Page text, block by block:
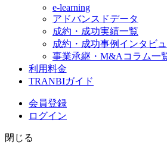
e-learning
アドバンスドデータ
成約・成功実績一覧
成約・成功事例インタビ
事業承継・M&Aコラム一
利用料金
TRANBIガイド
会員登録
ログイン
閉じる